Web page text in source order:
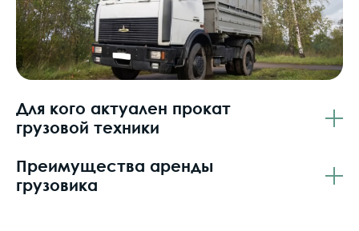
Для кого актуален прокат
грузовой техники
Преимущества аренды
грузовика